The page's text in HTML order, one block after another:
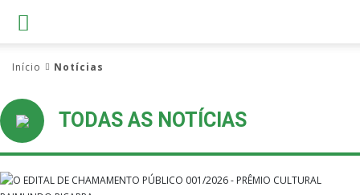
Início Notícias
TODAS AS NOTÍCIAS